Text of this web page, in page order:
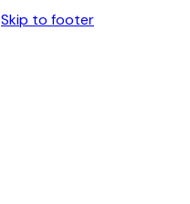
Skip to footer